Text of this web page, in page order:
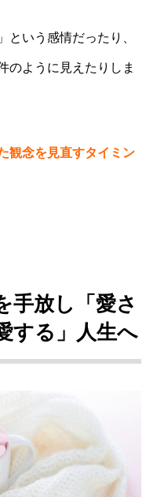
という感情だったり、
のように見えたりしま
観念を見直すタイミン
手放し「愛さ
する」人生へ